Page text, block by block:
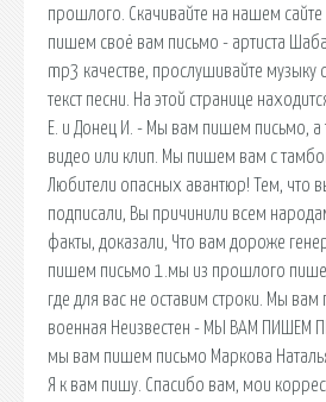
прошлого. Скачивайте на нашем
пишем своё вам письмо - артиста
mp3 качестве, прослушивайте музыку
текст песни. На этой странице
Е. и Донец И. - Мы вам пишем письмо, а
видео или клип. Мы пишем вам с
Любители опасных авантюр! Тем, что
подписали, Вы причинили всем
факты, доказали, Что вам дороже
пишем письмо 1.мы из прошлого
где для вас не оставим строки. Мы
военная Неизвестен - МЫ ВАМ ПИШЕМ
мы вам пишем письмо Маркова Наталья
Я к вам пишу. Спасибо вам, мои